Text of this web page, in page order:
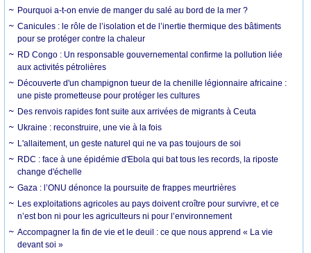
Pourquoi a-t-on envie de manger du salé au bord de la mer ?
Canicules : le rôle de l’isolation et de l’inertie thermique des bâtiments
pour se protéger contre la chaleur
RD Congo : Un responsable gouvernemental confirme la pollution liée
aux activités pétrolières
Découverte d'un champignon tueur de la chenille légionnaire africaine :
une piste prometteuse pour protéger les cultures
Des renvois rapides font suite aux arrivées de migrants à Ceuta
Ukraine : reconstruire, une vie à la fois
L'allaitement, un geste naturel qui ne va pas toujours de soi
RDC : face à une épidémie d'Ebola qui bat tous les records, la riposte
change d'échelle
Gaza : l’ONU dénonce la poursuite de frappes meurtrières
Les exploitations agricoles au pays doivent croître pour survivre, et ce
n’est bon ni pour les agriculteurs ni pour l’environnement
Accompagner la fin de vie et le deuil : ce que nous apprend « La vie
devant soi »